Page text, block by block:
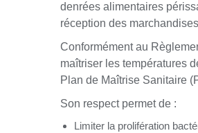
denrées alimentaires
réception des
Conformément au
maîtriser les températures
Plan de Maîtrise Sanitaire
Son respect permet de :
Limiter la prolifération